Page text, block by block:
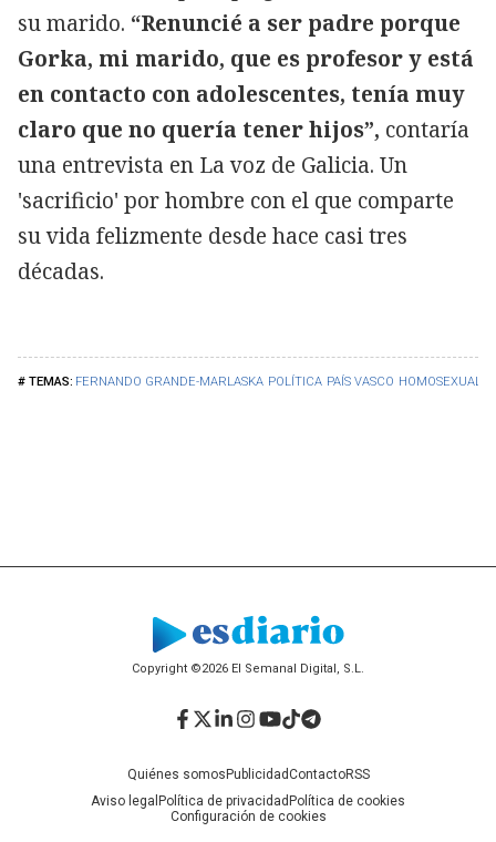
FERNANDO GRANDE-MARLASKA POLÍTICA PAÍS VASCO
su marido. “Renuncié a ser padre porque
Gorka, mi marido, que es profesor y está
en contacto con adolescentes, tenía muy
claro que no quería tener hijos”, contaría
una entrevista en La voz de Galicia. Un
'sacrificio' por hombre con el que comparte
su vida felizmente desde hace casi tres
décadas.
Copyright ©2026 El Semanal Digital, S.L.
Quiénes somos PublicidadContactoRSS
Aviso legal Política de privacidad Política de cookies
Configuración de cookies
Facebook
Twitter
LinkedIn
Instagram
YouTube
TikTok
Telegram